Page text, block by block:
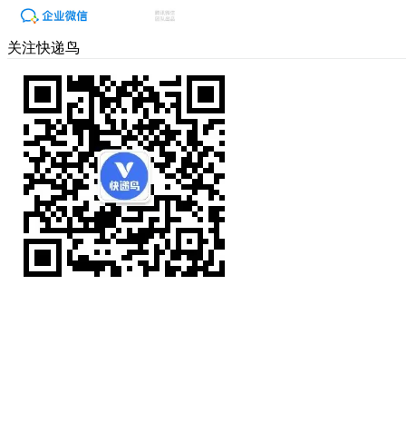
关注快递鸟